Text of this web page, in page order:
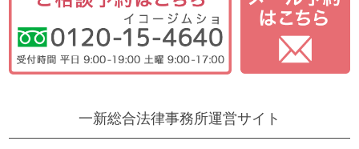
一新総合法律事務所運営サイト